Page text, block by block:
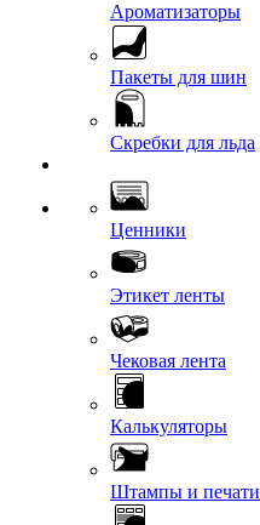
Ароматизаторы
Пакеты для шин
Скребки для льда
Ценники
Этикет ленты
Чековая лента
Калькуляторы
Штампы и печати